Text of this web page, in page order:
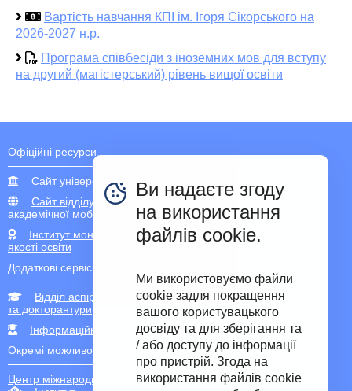
Вартість навчання КПІ ім. Ігоря Сікорського на
2026-2027 н.р.
Програма співбесіди з іноземних мов для вступу
на другий (магістерський) рівень вищої освіти
Офіційні ресурси
Сайт університету
Сайт відділу
академічної мобільності
Інститут моніторингу
якості освіти
Додаткові сервіси для вступників
Відділ аспірантури
та докторантури
Інформаційна підтримка вступника
Окремі можливості для вступу
Центр міжнародної освіти
Ви надаєте згоду
на використання
файлів cookie.
Ми використовуємо файли
cookie задля покращення
вашого користувацького
досвіду та для зберігання та
/ або доступу до інформації
про пристрій. Згода на
використання файлів cookie